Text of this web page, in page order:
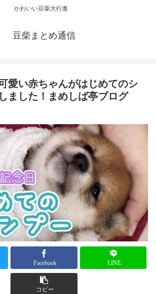
かわいい豆柴大行進
豆柴まとめ通信
愛い赤ちゃんがはじめてのシ
ました！まめしば亭ブログ
Facebook LINE
コピー